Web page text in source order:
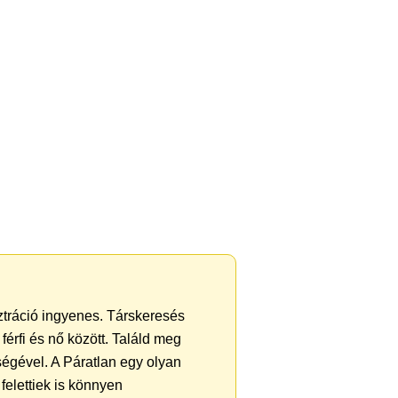
ingyenes. Társkeresés
és nő között. Találd meg
A Páratlan egy olyan
is könnyen